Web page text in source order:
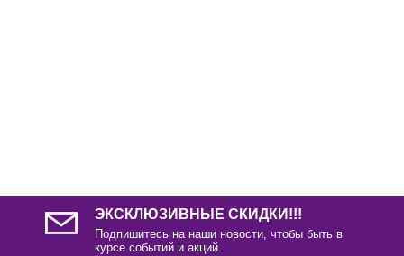
ЭКСКЛЮЗИВНЫЕ СКИДКИ!!!
Подпишитесь на наши новости, чтобы быть в
курсе событий и акций.